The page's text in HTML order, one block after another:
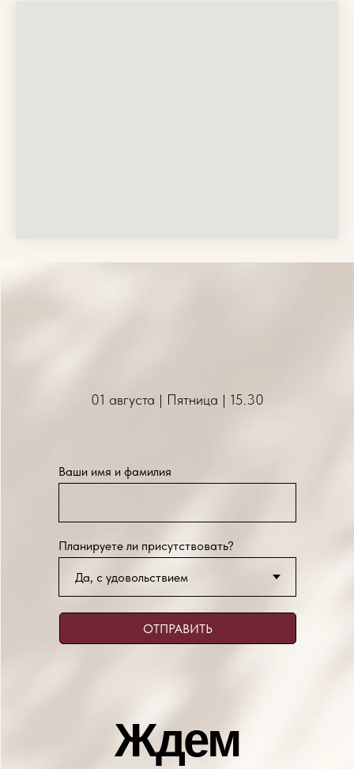
01 августа | Пятница | 15.30
Ваши имя и фамилия
Планируете ли присутствовать?
ОТПРАВИТЬ
Ждем